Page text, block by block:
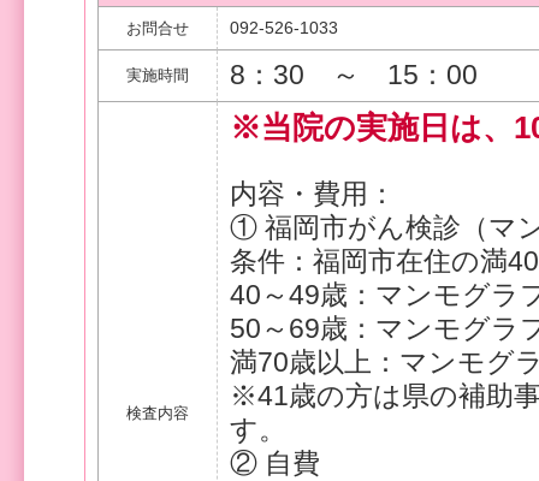
お問合せ 092-526-1033
実施時間 8：30 ～ 15：00
検査内容
※当院の実施日は、
内容・費用：
① 福岡市がん検診（マ
条件：福岡市在住の満
40～49歳：マンモグ
50～69歳：マンモグ
満70歳以上：マンモ
※41歳の方は県の補助
す。
② 自費